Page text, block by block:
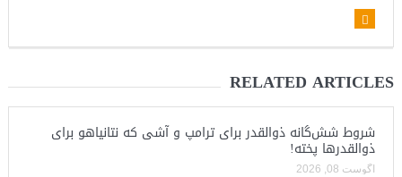
RELATED ARTICLES
شروط شش‌گانه ذوالقدر برای ترامپ و آشی که نتانیاهو برای
ذوالقدرها پخته!
آگوست 08, 2026